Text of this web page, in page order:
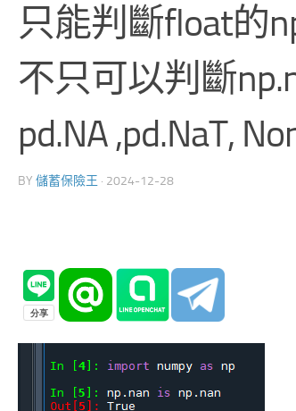
只能判斷float的
不只可以判斷
pd.NA ,pd.NaT,
BY 儲蓄保險王 · 2024-12-28